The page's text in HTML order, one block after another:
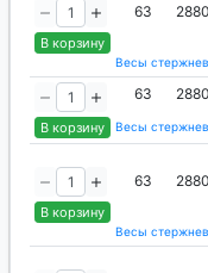
В корзину
63
Весы
В корзину
63
Весы
В корзину
63
Весы